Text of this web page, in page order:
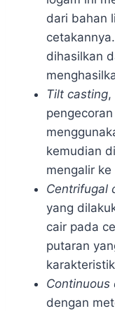
dari bahan
dihasilkan
Tilt casting,
kemudian
mengalir
Centrifugal
yang
cair pada
putaran
Continuous
dengan